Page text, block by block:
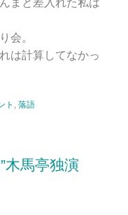
会。
は計算してなかっ
ト 落語
木馬亭独演